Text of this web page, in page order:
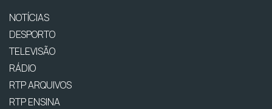
NOTÍCIAS
DESPORTO
TELEVISÃO
RÁDIO
RTP ARQUIVOS
RTP ENSINA